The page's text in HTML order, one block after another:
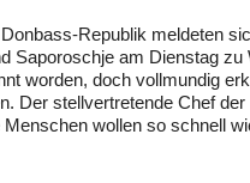
Republik meldeten
Saporoschje am Dienstag
worden, doch vollmundig
Der stellvertretende Chef
wollen so schnell